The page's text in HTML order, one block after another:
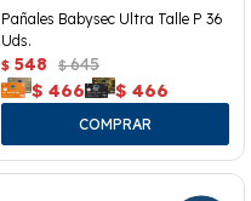
Pañales Babysec Ultra Talle P 36
Uds.
$ 548 $ 645
$ 466 $ 466